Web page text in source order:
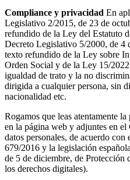
Compliance y privacidad En
Legislativo 2/2015, de 23 de
refundido de la Ley del Estatuto
Decreto Legislativo 5/2000, de 4
texto refundido de la Ley sobre
Orden Social y de la Ley 15/
igualdad de trato y la no
dirigida a cualquier persona, sin
nacionalidad etc.
Rogamos que leas atentamente
en la página web y adjuntes en
datos personales, de acuerdo
679/2016 y la legislación
de 5 de diciembre, de Protección
los derechos digitales).